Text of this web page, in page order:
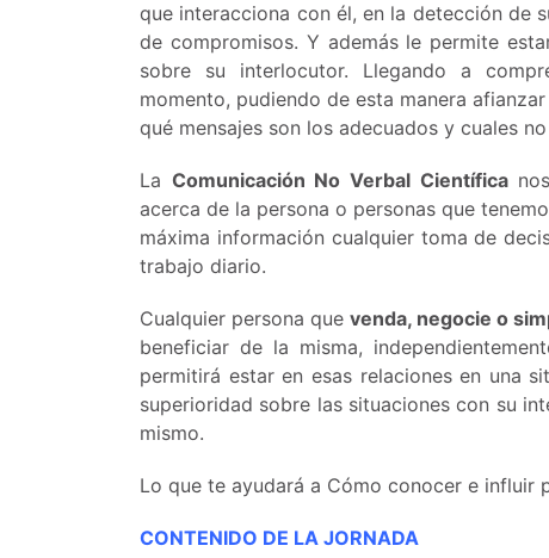
que interacciona con él, en la detección de
de compromisos. Y además le permite
sobre su interlocutor. Llegando a
momento, pudiendo de esta manera
qué mensajes son los adecuados y cuales
La Comunicación No Verbal Científica
acerca de la persona o personas que
máxima información cualquier toma de
trabajo diario.
Cualquier persona que venda, negocie o
beneficiar de la misma,
permitirá estar en esas relaciones en una
superioridad sobre las situaciones con su
mismo.
Lo que te ayudará a Cómo conocer e influir
CONTENIDO DE LA JORNADA